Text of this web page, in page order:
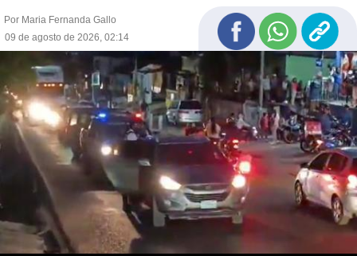
Por Maria Fernanda Gallo
09 de agosto de 2026, 02:14